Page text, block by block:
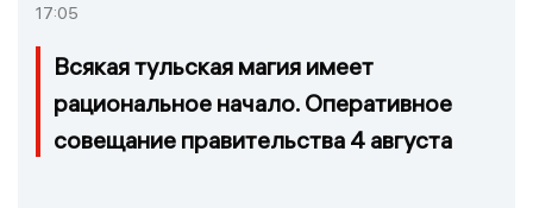
17:05
Всякая тульская магия имеет
рациональное начало. Оперативное
совещание правительства 4 августа